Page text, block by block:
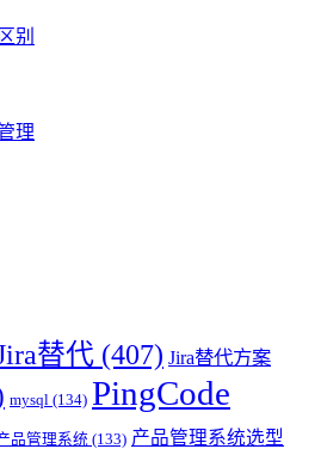
别
理
替代 (407) Jira替代方案
mysql (134) PingCode
品管理系统 (133) 产品管理系统选型